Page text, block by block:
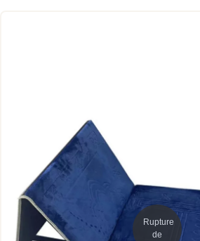
Rupture
de